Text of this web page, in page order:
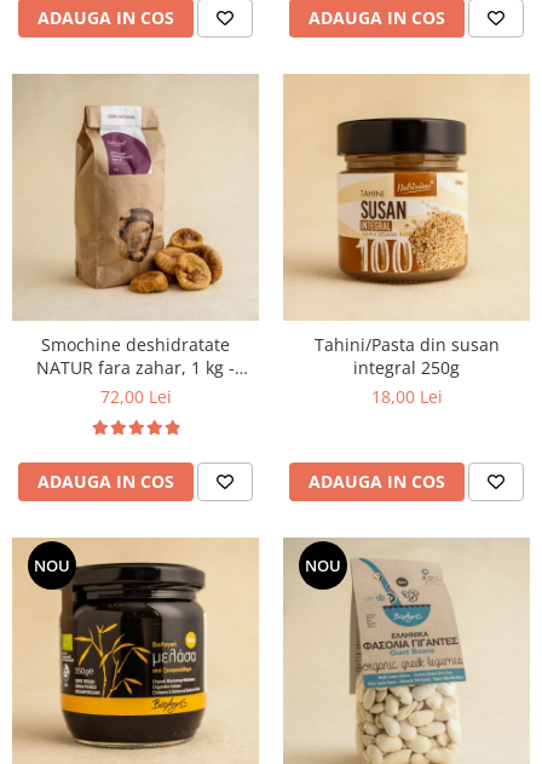
ADAUGA IN COS ADAUGA IN COS
Smochine deshidratate
NATUR fara zahar, 1 kg -
Grecia
72,00 Lei
ADAUGA IN COS
Tahini/Pasta din susan
integral 250g
18,00 Lei
ADAUGA IN COS
NOU NOU